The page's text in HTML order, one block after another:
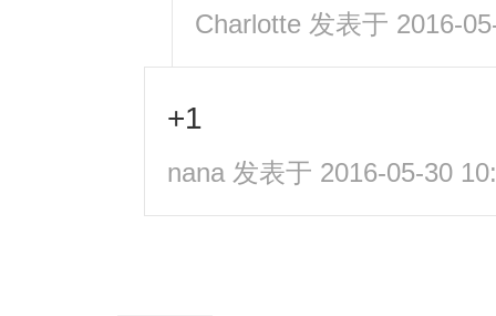
Charlotte 发表于 2016-
+1
nana 发表于 2016-05-30